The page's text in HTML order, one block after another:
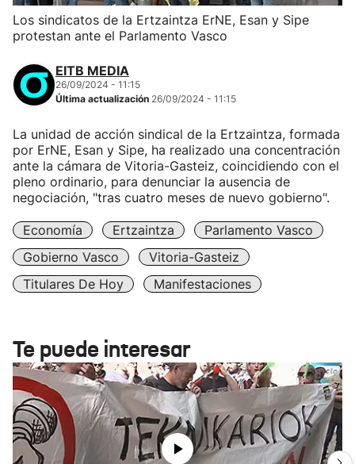
Los sindicatos de la Ertzaintza ErNE, Esan y Sipe
protestan ante el Parlamento Vasco
EITB MEDIA
26/09/2024 - 11:15
Última actualización 26/09/2024 - 11:15
La unidad de acción sindical de la Ertzaintza, formada
por ErNE, Esan y Sipe, ha realizado una concentración
ante la cámara de Vitoria-Gasteiz, coincidiendo con el
pleno ordinario, para denunciar la ausencia de
negociación, "tras cuatro meses de nuevo gobierno".
Economía Ertzaintza
Parlamento Vasco
Gobierno Vasco
Vitoria-Gasteiz
Titulares De Hoy
Manifestaciones
Te puede interesar